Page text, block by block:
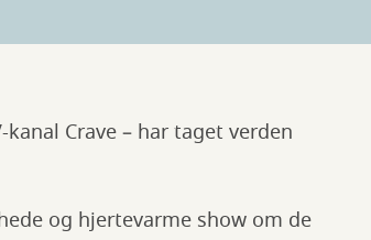
Crave – har taget verden
og hjertevarme show om de